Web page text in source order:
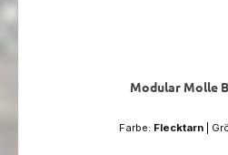
Modular Molle
Farbe: Flecktarn